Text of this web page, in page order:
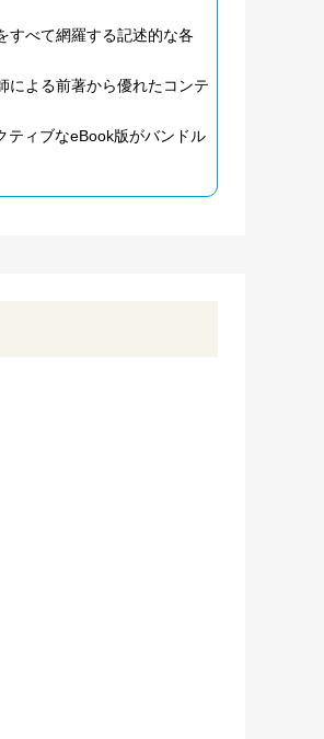
すべて網羅する記述的な各
による前著から優れたコンテ
ティブなeBook版がバンドル